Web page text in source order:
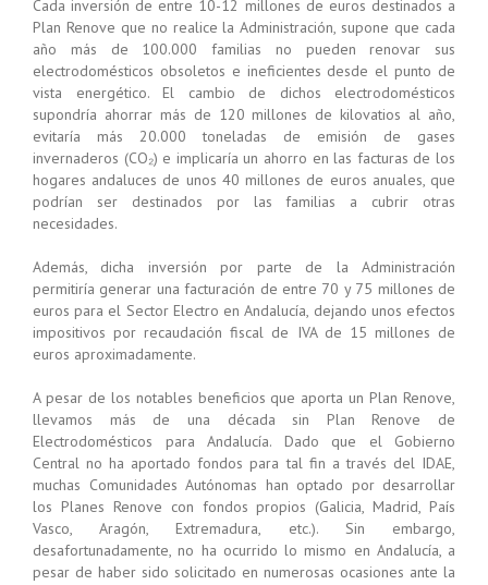
Cada inversión de entre 10-12 millones de euros destinados a
Plan Renove que no realice la Administración, supone que cada
año más de 100.000 familias no pueden renovar sus
electrodomésticos obsoletos e ineficientes desde el punto de
vista energético. El cambio de dichos electrodomésticos
supondría ahorrar más de 120 millones de kilovatios al año,
evitaría más 20.000 toneladas de emisión de gases
invernaderos (CO₂) e implicaría un ahorro en las facturas de los
hogares andaluces de unos 40 millones de euros anuales, que
podrían ser destinados por las familias a cubrir otras
necesidades.
Además, dicha inversión por parte de la Administración
permitiría generar una facturación de entre 70 y 75 millones de
euros para el Sector Electro en Andalucía, dejando unos efectos
impositivos por recaudación fiscal de IVA de 15 millones de
euros aproximadamente.
A pesar de los notables beneficios que aporta un Plan Renove,
llevamos más de una década sin Plan Renove de
Electrodomésticos para Andalucía. Dado que el Gobierno
Central no ha aportado fondos para tal fin a través del IDAE,
muchas Comunidades Autónomas han optado por desarrollar
los Planes Renove con fondos propios (Galicia, Madrid, País
Vasco, Aragón, Extremadura, etc.). Sin embargo,
desafortunadamente, no ha ocurrido lo mismo en Andalucía, a
pesar de haber sido solicitado en numerosas ocasiones ante la